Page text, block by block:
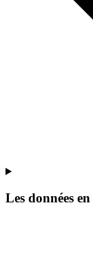
Les données